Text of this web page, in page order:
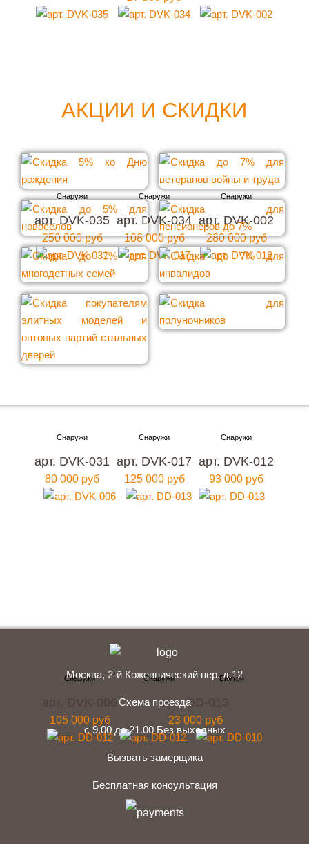
арт. DVK-035
250 000 руб
арт. DVK-034
108 000 руб
арт. DVK-002
280 000 руб
арт. DVK-031
80 000 руб
арт. DVK-017
125 000 руб
арт. DVK-012
93 000 руб
105 000 руб
арт. DD-013
23 000 руб
АКЦИИ И СКИДКИ
Хотите купить металлическую входную дверь в
Москве
с гарантией качества и по привлекательной
цене?
Москва, 2-й Кожевнический пер. д.12
Схема проезда
с 9.00 до 21.00 Без выходных
Вызвать замерщика
Бесплатная консультация